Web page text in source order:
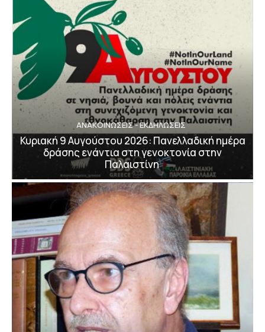
ΑΝΑΚΟΙΝΩΣΕΙΣ - ΕΚΔΗΛΩΣΕΙΣ
Κυριακή 9 Αυγούστου 2026: Πανελλαδική ημέρα
δράσης ενάντια στη γενοκτονία στην
Παλαιστίνη